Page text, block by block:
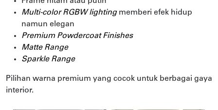
Multi-color RGBW lightingmemberi efek hidup
namun elegan
Premium Powdercoat Finishes
Matte Range
Sparkle Range
Pilihan warna premium yang cocok untuk berbagai gaya
interior.